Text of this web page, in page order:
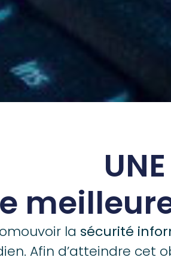
la sécurité
Afin d’atteindre cet